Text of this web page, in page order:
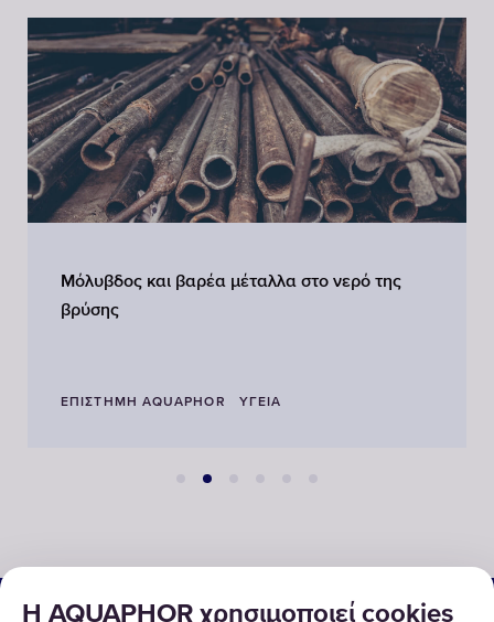
Μόλυβδος και βαρέα μέταλλα στο νερό της
βρύσης
ΕΠΙΣΤΉΜΗ AQUAPHOR ΥΓΕΊΑ
Η AQUAPHOR χρησιμοποιεί cookies
ΟΙΚΙΑΚΕΣ & ΕΠΑΓΓΕΛΜΑΤΙΚΕΣ ΛΥΣΕΙΣ